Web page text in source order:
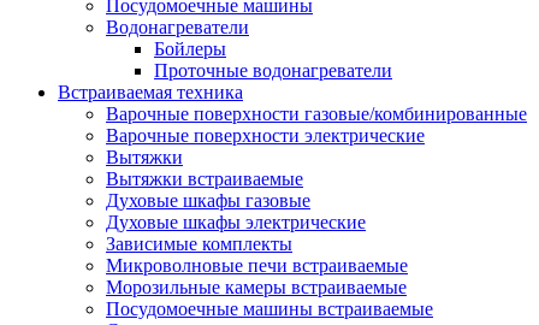
Тонометры
Электрические грелки
Аудио-видео техника
Аксессуары для аудио-видео техники
Кабели для аудио и видео
Кронштейны для акустики
Магнитолы
Музыкальные центры
Диктофоны
Домашние кинотеатры
Игровые приставки и аксессуары
Аксессуары к игровым
Музыкальные инструменты
Посудомоечные машины
Водонагреватели
Бойлеры
Проточные водонагреватели
Встраиваемая техника
Варочные поверхности газовые/комбинированные
Варочные поверхности электрические
Вытяжки
Вытяжки встраиваемые
Духовые шкафы газовые
Духовые шкафы электрические
Зависимые комплекты
Микроволновые печи встраиваемые
Морозильные камеры встраиваемые
Посудомоечные машины встраиваемые